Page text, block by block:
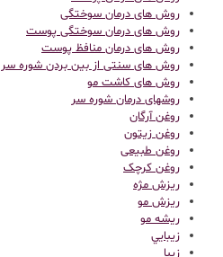
روش های درمان سوختگی
روش های درمان سوختگی پوست
روش های درمان منافظ پوست
روش های سنتی از بین بردن شوره سر
روش های کاشت مو
روشهای درمان شوره سر
روغن آرگان
روغن زیتون
روغن طبیعی
روغن کرچک
ریزش مژه
ریزش مو
ریشه مو
زيبايي
زیبا